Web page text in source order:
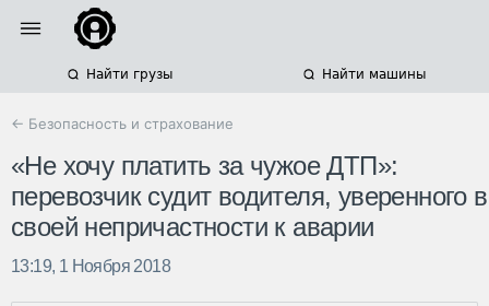
Найти грузы Найти машины
← Безопасность и страхование
«Не хочу платить за чужое ДТП»:
перевозчик судит водителя, уверенного в
своей непричастности к аварии
13:19, 1 Ноября 2018